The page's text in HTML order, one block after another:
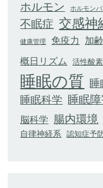
ホルモン ホルモン
不眠症 交感神
健康管理 免疫力 加
概日リズム 活性酸素
睡眠の質 睡
睡眠科学 睡眠
脳科学 腸内環境
自律神経系 認知症予